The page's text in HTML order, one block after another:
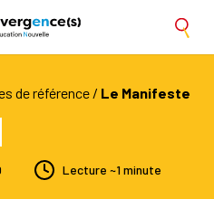
de référence/ le Manifeste
Lecture ~1 minute